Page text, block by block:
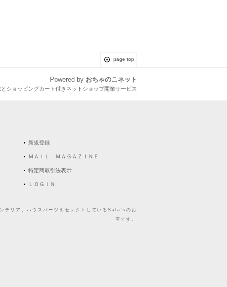
page top
Powered by おちゃのこネット
ショッピングカート付きネットショップ開業サービス
新規登録
ＭＡＩＬ ＭＡＧＡＺＩＮＥ
特定商取引法表示
ＬＯＧＩＮ
テリア、ハウスパーツをセレクトしているSala'sのお
店です。